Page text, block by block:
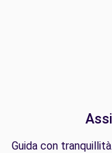
Guida con